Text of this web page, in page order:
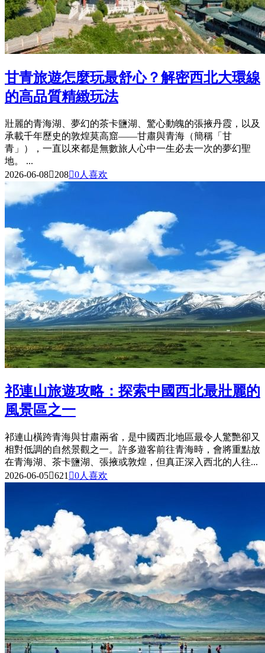
甘青旅遊怎麼玩最舒心？解密西北大環線
的高品質精緻玩法
壯麗的青海湖、夢幻的茶卡鹽湖、驚心動魄的張掖丹霞，以及
承載千年歷史的敦煌莫高窟——甘肅與青海（簡稱「甘
青」），一直以來都是無數旅人心中一生必去一次的夢幻聖
地。 ...
2026-06-082080人喜欢
祁連山旅遊攻略：探索中國西北最壯麗的
風景區之一
祁連山橫跨青海與甘肅兩省，是中國西北地區最令人驚艷卻又
相對低調的自然景觀之一。許多遊客前往青海時，會將重點放
在青海湖、茶卡鹽湖、張掖或敦煌，但真正深入西北的人往...
2026-06-05621 0人喜欢